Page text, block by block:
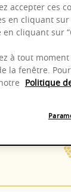
accepter ces
en cliquant sur
cliquant sur
à tout
la fenêtre.
Politique